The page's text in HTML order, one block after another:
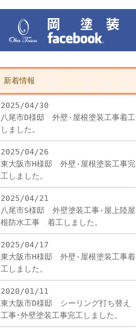
新着情報
2025/04/30
八尾市D様邸 外壁·屋根塗装工事着工
しました。
2025/04/26
東大阪市H様邸 外壁·屋根塗装工事完
工しました。
2025/04/21
八尾市S様邸 外壁塗装工事·屋上陸屋
根防水工事 着工しました。
2025/04/17
東大阪市H様邸 外壁·屋根塗装工事着
工しました。
2020/01/11
東大阪市D様邸 シーリング打ち替え
工事･外壁塗装工事完工しました。